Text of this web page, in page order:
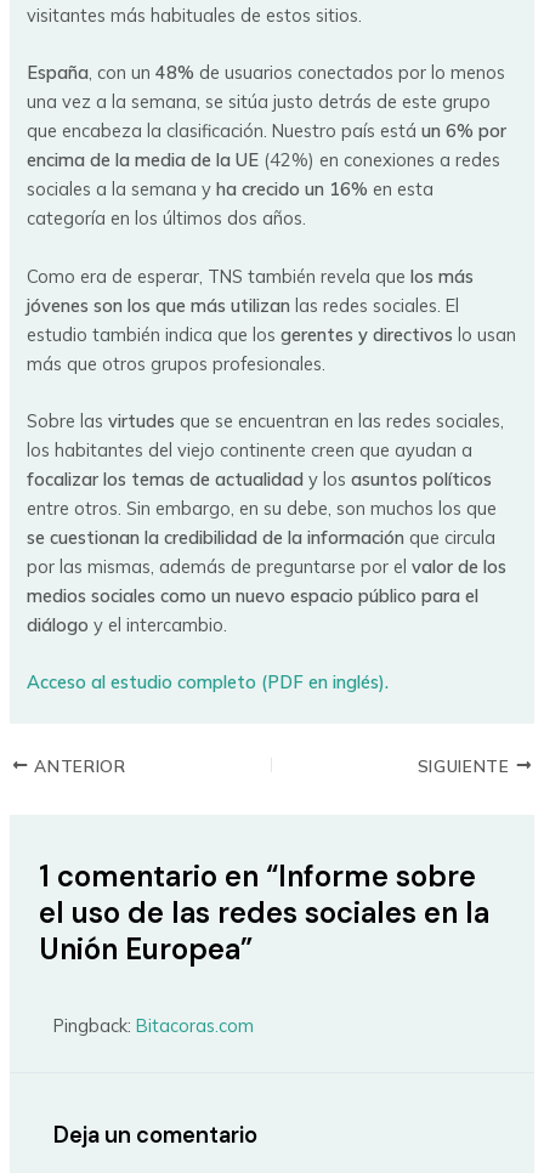
visitantes más habituales de estos sitios.
España, con un48% de usuarios conectados por lo menos
una vez a la semana, se sitúa justo detrás de este grupo
que encabeza la clasificación. Nuestro país estáun 6% por
encima de la media de la UE (42%) en conexiones a redes
sociales a la semana yha crecido un 16% en esta
categoría en los últimos dos años.
Como era de esperar, TNS también revela quelos más
jóvenes son los que más utilizan las redes sociales. El
estudio también indica que losgerentes y directivos lo usan
más que otros grupos profesionales.
Sobre lasvirtudes que se encuentran en las redes sociales,
los habitantes del viejo continente creen que ayudan a
focalizar los temas de actualidad y losasuntos políticos
entre otros. Sin embargo, en su debe, son muchos los que
se cuestionan la credibilidad de la información que circula
por las mismas, además de preguntarse por elvalor de los
medios sociales como un nuevo espacio público para el
diálogo y el intercambio.
Acceso al estudio completo (PDF en inglés).
ANTERIOR SIGUIENTE
1 comentario en “Informe sobre
el uso de las redes sociales en la
Unión Europea”
Pingback:Bitacoras.com
Deja un comentario